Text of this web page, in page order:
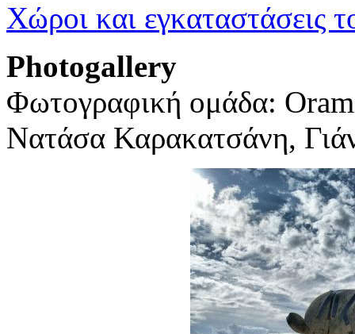
Χώροι και εγκαταστάσεις
Photogallery
Φωτογραφική ομάδα:
Νατάσα Καρακατσάνη,